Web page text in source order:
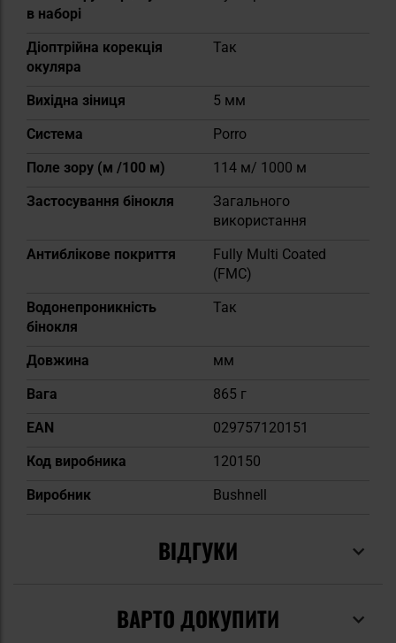
в наборі
Діоптрійна корекція
окуляра
Так
Вихідна зіниця
5 мм
Система
Porro
Поле зору (м /100 м)
114 м/ 1000 м
Застосування бінокля
Загального
використання
Антиблікове покриття
Fully Multi Coated
(FMC)
Водонепроникність
бінокля
Так
Довжина
мм
Вага
865 г
EAN
029757120151
Код виробника
120150
Виробник
Bushnell
ВІДГУКИ
ВАРТО ДОКУПИТИ